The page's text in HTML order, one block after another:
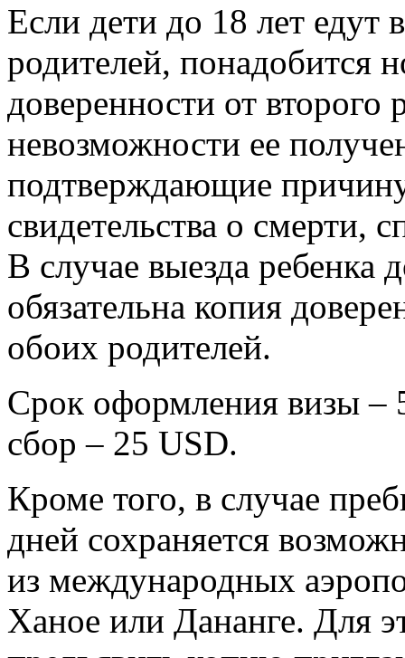
Если дети до 18 лет едут
родителей, понадобится
доверенности от второго
невозможности ее
подтверждающие
свидетельства о смерти,
В случае выезда ребенка
обязательна копия
обоих родителей.
Срок оформления визы –
сбор – 25 USD.
Кроме того, в случае
дней сохраняется
из международных
Ханое или Дананге. Для